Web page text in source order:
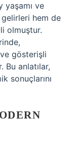
yaşamı ve
hem de
olmuştur.
ve gösterişli
Bu anlatılar,
sonuçlarını